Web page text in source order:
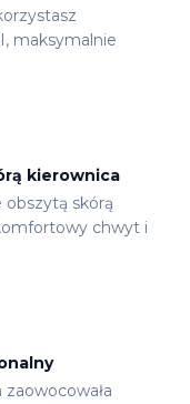
maksymalnie
kierownica
obszytą skórą
chwyt i